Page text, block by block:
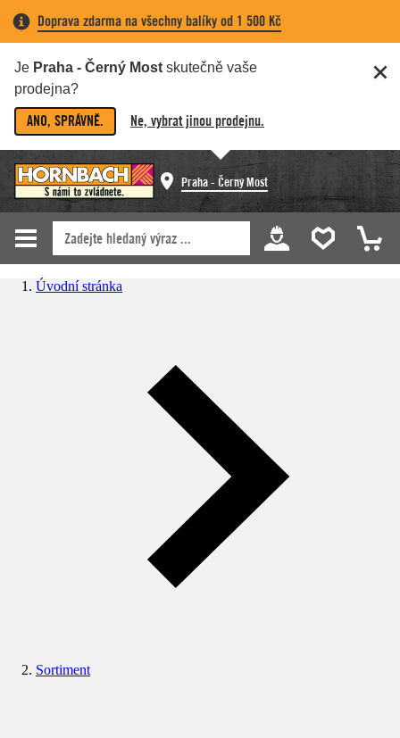
Doprava zdarma na všechny balíky od 1 500 Kč
Je Praha - Černý Most skutečně vaše
prodejna?
ANO, SPRÁVNĚ. Ne, vybrat jinou prodejnu.
Praha - Černý Most
Úvodní stránka
Sortiment